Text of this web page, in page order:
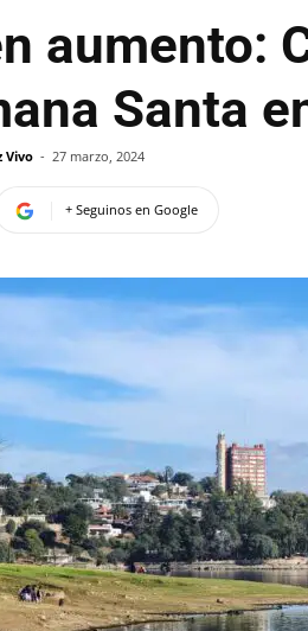
aumento:
Santa
Vivo - 27 marzo, 2024
+ Seguinos en Google